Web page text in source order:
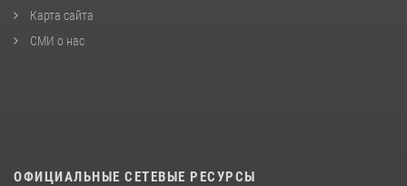
Карта сайта
СМИ о нас
ОФИЦИАЛЬНЫЕ СЕТЕВЫЕ РЕСУРСЫ